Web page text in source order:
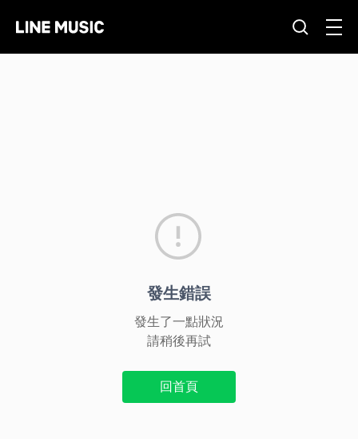
發生錯誤
發生了一點狀況
請稍後再試
回首頁